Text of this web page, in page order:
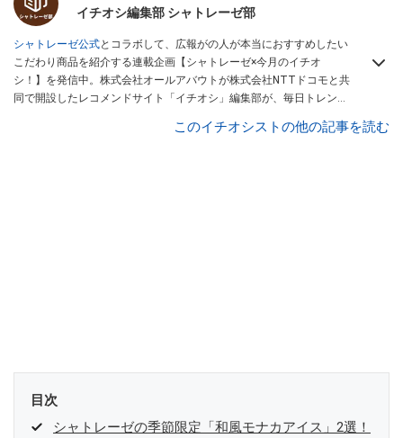
イチオシ編集部 シャトレーゼ部
シャトレーゼ公式とコラボして、広報がの人が本当におすすめしたい
こだわり商品を紹介する連載企画【シャトレーゼ×今月のイチオ
シ！】を発信中。株式会社オールアバウトが株式会社NTTドコモと共
同で開設したレコメンドサイト「イチオシ」編集部が、毎日トレンド
このイチオシストの他の記事を読む
目次
シャトレーゼの季節限定「和風モナカアイス」2選！